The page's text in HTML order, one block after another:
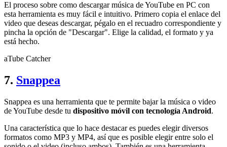
El proceso sobre como descargar música de YouTube en PC con
esta herramienta es muy fácil e intuitivo. Primero copia el enlace del
video que deseas descargar, pégalo en el recuadro correspondiente y
pincha la opción de "Descargar". Elige la calidad, el formato y ya
está hecho.
aTube Catcher
7. Snappea
Snappea es una herramienta que te permite bajar la música o video
de YouTube desde tu dispositivo móvil con tecnología Android.
Una característica que lo hace destacar es puedes elegir diversos
formatos como MP3 y MP4, así que es posible elegir entre solo el